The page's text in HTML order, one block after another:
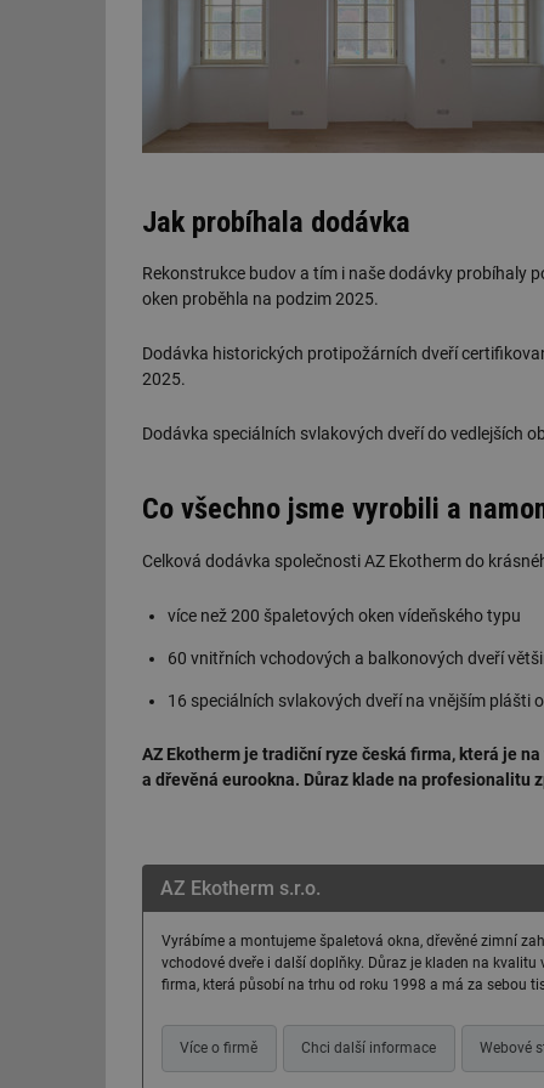
Jak probíhala dodávka
Rekonstrukce budov a tím i naše dodávky probíhaly
oken proběhla na podzim 2025.
Dodávka historických protipožárních dveří
2025.
Dodávka speciálních svlakových dveří do vedlejších
Co všechno jsme vyrobili a
Celková dodávka společnosti AZ Ekotherm do
více než 200 špaletových oken vídeňského typu
60 vnitřních vchodových a balkonových dveří
16 speciálních svlakových dveří na vnějším plášti
AZ Ekotherm je tradiční ryze česká firma, která je
a dřevěná eurookna. Důraz klade na profesionalitu
AZ Ekotherm s.r.o.
Vyrábíme a montujeme špaletová okna, dřevěné zimní
vchodové dveře i další doplňky. Důraz je kladen na
firma, která působí na trhu od roku 1998 a má za sebou
Více o firmě Chci další informace Webové
g_csrf_token
_hjFirstSeen
id
id
_dc_gtm_UA-